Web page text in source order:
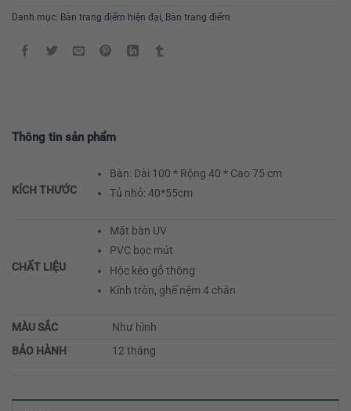
Danh mục: Bàn trang điểm hiện đại, Bàn trang điểm
Thông tin sản phẩm
KÍCH THƯỚC
Bàn: Dài 100 * Rộng 40 * Cao 75 cm
Tủ nhỏ: 40*55cm
CHẤT LIỆU
Mặt bàn UV
PVC bọc mút
Hộc kéo gỗ thông
Kính tròn, ghế nệm 4 chân
MÀU SẮC
Như hình
BẢO HÀNH
12 tháng